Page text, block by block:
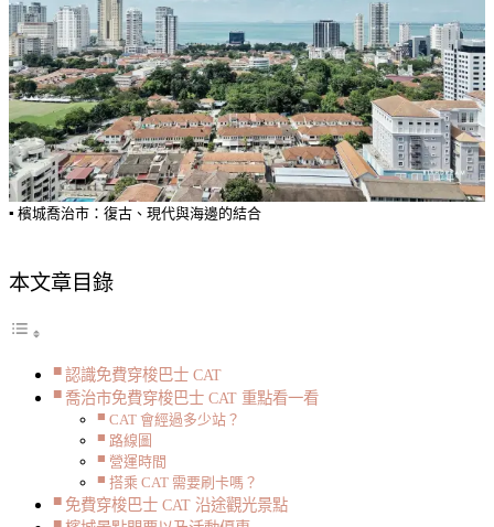
How
to
Use
Free
Bus
Service
in
Georgetown
▪️ 檳城喬治市：復古、現代與海邊的結合
本文章目錄
認識免費穿梭巴士 CAT
喬治市免費穿梭巴士 CAT 重點看一看
CAT 會經過多少站？
路線圖
營運時間
搭乘 CAT 需要刷卡嗎？
免費穿梭巴士 CAT 沿途觀光景點